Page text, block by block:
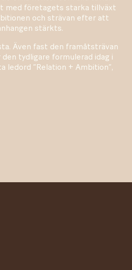
med företagets starka tillväxt
och strävan efter att
stärkts.
Även fast den framåtsträvan
tydligare formulerad idag i
ledord ”Relation + Ambition”,